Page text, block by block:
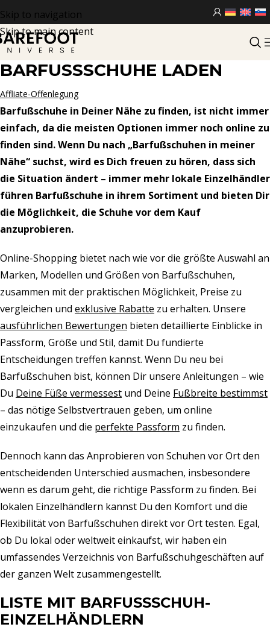
Skip to navigation
Skip to main content
BARFUSSSCHUHE LADEN
Affliate-Offenlegung
Barfußschuhe in Deiner Nähe zu finden, ist nicht immer
einfach, da die meisten Optionen immer noch online zu
finden sind. Wenn Du nach „Barfußschuhen in meiner
Nähe“ suchst, wird es Dich freuen zu hören, dass sich
die Situation ändert – immer mehr lokale Einzelhändler
führen Barfußschuhe in ihrem Sortiment und bieten Dir
die Möglichkeit, die Schuhe vor dem Kauf
anzuprobieren.
Online-Shopping bietet nach wie vor die größte Auswahl an
Marken, Modellen und Größen von Barfußschuhen,
zusammen mit der praktischen Möglichkeit, Preise zu
vergleichen und exklusive Rabatte zu erhalten. Unsere
ausführlichen Bewertungen bieten detaillierte Einblicke in
Passform, Größe und Stil, damit Du fundierte
Entscheidungen treffen kannst. Wenn Du neu bei
Barfußschuhen bist, können Dir unsere Anleitungen – wie
Du Deine Füße vermessest und Deine Fußbreite bestimmst
– das nötige Selbstvertrauen geben, um online
einzukaufen und die perfekte Passform zu finden.
Dennoch kann das Anprobieren von Schuhen vor Ort den
entscheidenden Unterschied ausmachen, insbesondere
wenn es darum geht, die richtige Passform zu finden. Bei
lokalen Einzelhändlern kannst Du den Komfort und die
Flexibilität von Barfußschuhen direkt vor Ort testen. Egal,
ob Du lokal oder weltweit einkaufst, wir haben ein
umfassendes Verzeichnis von Barfußschuhgeschäften auf
der ganzen Welt zusammengestellt.
LISTE MIT BARFUSSSCHUH-E
INZELHÄNDLERN